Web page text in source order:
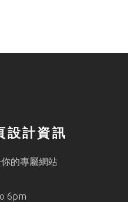
設計資訊
的專屬網站
6pm